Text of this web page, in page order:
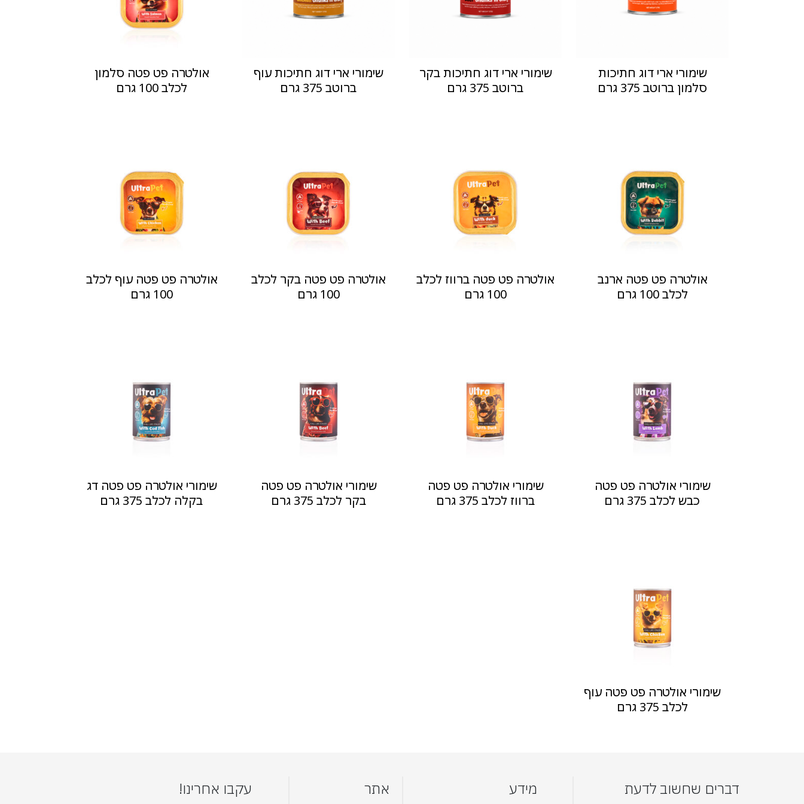
שימורי ארי דוג חתיכות
סלמון ברוטב 375 גרם
שימורי ארי דוג חתיכות בקר
ברוטב 375 גרם
שימורי ארי דוג חתיכות עוף
ברוטב 375 גרם
אולטרה פט פטה סלמון
לכלב 100 גרם
אולטרה פט פטה ארנב
לכלב 100 גרם
אולטרה פט פטה ברווז לכלב
100 גרם
אולטרה פט פטה בקר לכלב
100 גרם
אולטרה פט פטה עוף לכלב
100 גרם
שימורי אולטרה פט פטה
כבש לכלב 375 גרם
שימורי אולטרה פט פטה
ברווז לכלב 375 גרם
שימורי אולטרה פט פטה
בקר לכלב 375 גרם
שימורי אולטרה פט פטה דג
בקלה לכלב 375 גרם
שימורי אולטרה פט פטה עוף
לכלב 375 גרם
דברים שחשוב לדעת מידע אתר עקבו אחרינו!